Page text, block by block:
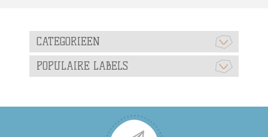
CATEGORIEEN
POPULAIRE LABELS